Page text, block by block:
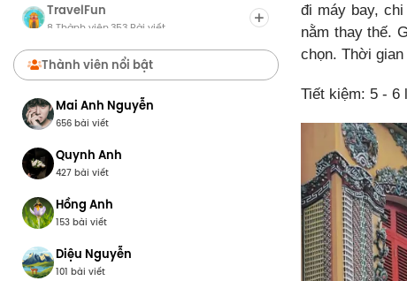
TravelFun
8 Thành viên353 Bài viết
Chợ Du Lịch
8 Thành viên 0 Bài viết
Thành viên nổi bật
Mai Anh Nguyễn
656 bài viết
Quynh Anh
427 bài viết
Hồng Anh
153 bài viết
Diệu Nguyễn
101 bài viết
đi máy bay,
nằm thay thế.
chọn. Thời
Tiết kiệm: 5 - 6